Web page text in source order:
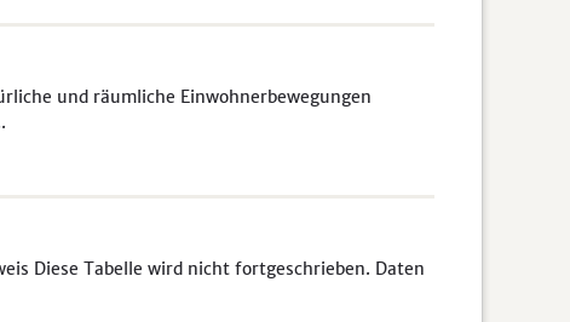
und räumliche Einwohnerbewegungen
Diese Tabelle wird nicht fortgeschrieben. Daten